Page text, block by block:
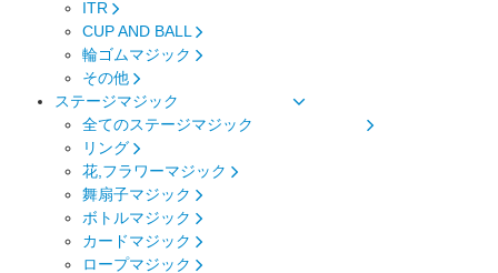
ITR
CUP AND BALL
輪ゴムマジック
その他
ステージマジック
全てのステージマジック
リング
花,フラワーマジック
舞扇子マジック
ボトルマジック
カードマジック
ロープマジック